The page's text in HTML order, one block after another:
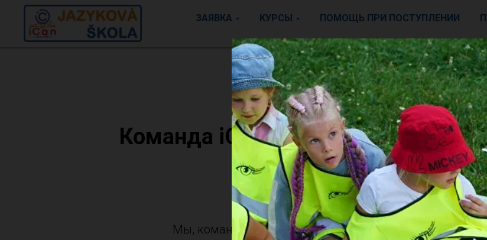
ЗАЯВКА КУРСЫ ПОМОЩЬ ПРИ ПОСТУПЛЕНИИ
ICAN SCHOOL
Команда iCanSchool приняла
- Pohoda Festival
Мы, команда iCanSchool, совместно с Надацией АК